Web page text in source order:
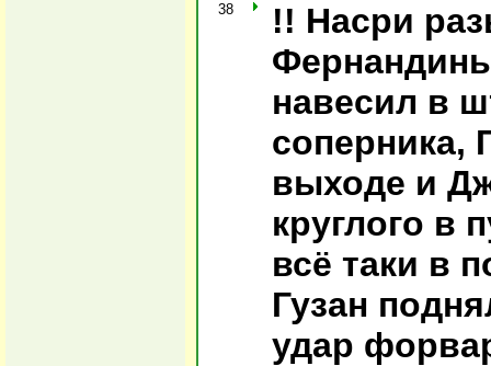
38
!! Насри
навесил в
соперника,
выходе и
круглого в
всё таки в
Гузан
удар